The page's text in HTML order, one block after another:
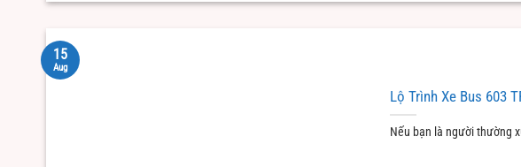
Lộ Trình Xe Bus 603
Nếu bạn là người thường
15
Aug